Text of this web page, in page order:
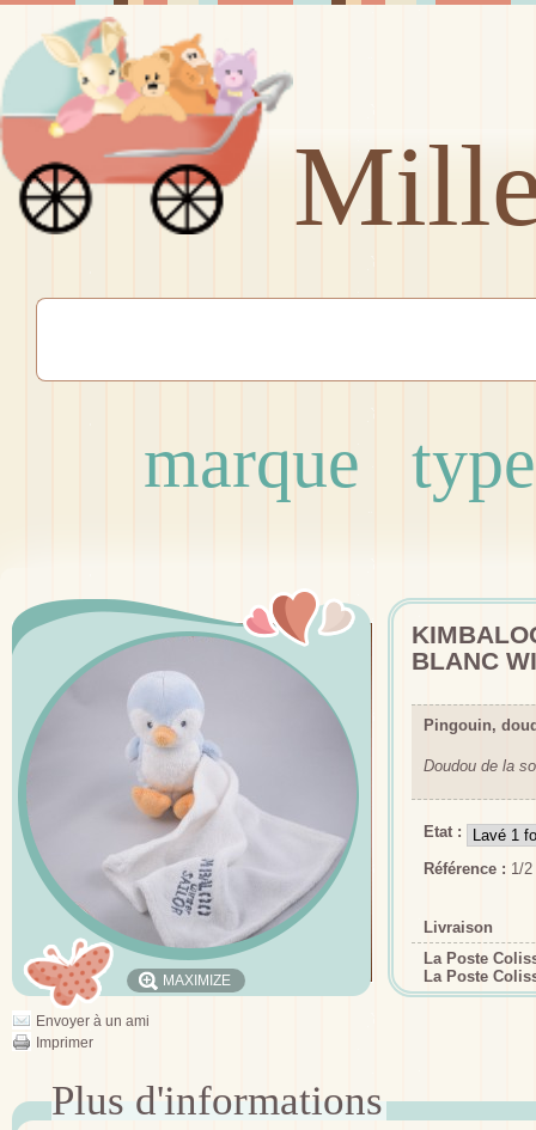
marque type
MAXIMIZE
Envoyer à un ami
Imprimer
BLANC
Pingouin,
Doudou de la
Etat :
Référence : 1/2
Livraison
La Poste
La Poste